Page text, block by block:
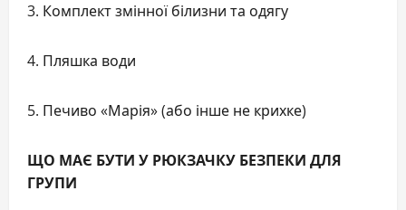
3. Комплект змінної білизни та одягу
4. Пляшка води
5. Печиво «Марія» (або інше не крихке)
ЩО МАЄ БУТИ У РЮКЗАЧКУ БЕЗПЕКИ ДЛЯ
ГРУПИ